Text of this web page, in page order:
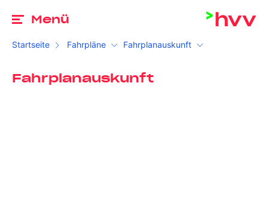
Menü
Startseite Fahrpläne Fahrplanauskunft
Fahrplanauskunft